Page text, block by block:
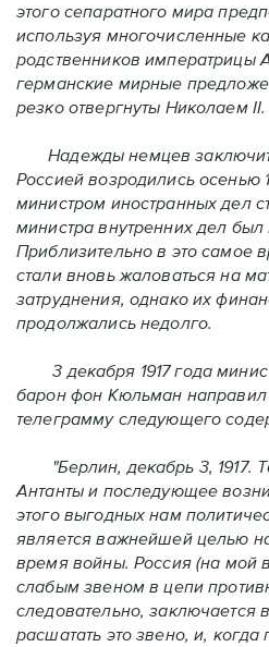
этого сепаратного мира
используя многочисленные
родственников императрицы
германские мирные
резко отвергнуты Николаем II.
Надежды немцев
Россией возродились осенью
министром иностранных дел
министра внутренних дел
Приблизительно в это самое
стали вновь жаловаться на
затруднения, однако их
продолжались недолго.
3 декабря 1917 года
барон фон Кюльман направил
телеграмму следующего
"Берлин, декабрь 3, 1917.
Антанты и последующее
этого выгодных нам
является важнейшей целью
время войны. Россия (на мой
слабым звеном в цепи
следовательно,
расшатать это звено, и, когда